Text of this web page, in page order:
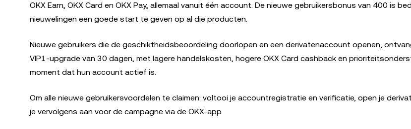
OKX Earn, OKX Card en OKX Pay, allemaal vanuit één account. De nieuwe gebruikersbonus van 400 is
nieuwelingen een goede start te geven op al die producten.
Nieuwe gebruikers die de geschiktheidsbeoordeling doorlopen en een derivatenaccount openen,
VIP1-upgrade van 30 dagen, met lagere handelskosten, hogere OKX Card cashback en
moment dat hun account actief is.
Om alle nieuwe gebruikersvoordelen te claimen: voltooi je accountregistratie en verificatie, open je
je vervolgens aan voor de campagne via de OKX-app.